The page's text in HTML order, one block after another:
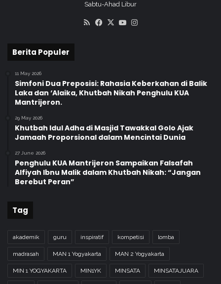
Sabtu-Ahad Libur
RSS Facebook
X YouTube
Berita Populer
11 May 2026
Simfoni Dua Preposisi: Rahasia Keberkahan di Balik
Laka dan ‘Alaika, Khutbah Nikah Penghulu KUA
Mantrijeron.
29 May 2026
Khutbah Idul Adha di Masjid Tawakkal Golo Ajak
Jamaah Proporsional dalam Mencintai Dunia
27 June 2026
Penghulu KUA Mantrijeron Sampaikan Falsafah
Alfiyah Ibnu Malik dalam Khutbah Nikah: “Jangan
Berebut Peran”
Tag
akademik guru inspiratif kompetisi lomba
madrasah MAN 1 Yogyakarta MAN 2 Yogyakarta
MIN 1 YOGYAKARTA MIN1YK MINSATA MINSATAJUARA